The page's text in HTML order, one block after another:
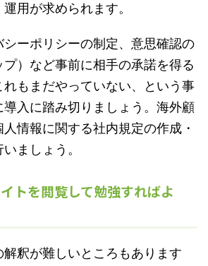
用が求められます。
シーポリシーの制定、意思確認の
）など事前に相手の承諾を得る
れもまだやっていない、という事
入に踏み切りましょう。海外顧
情報に関する社内規定の作成・
ましょう。
トを閲覧して勉強すればよ
釈が難しいところもあります